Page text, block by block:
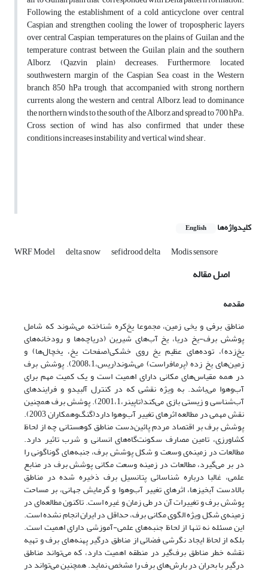
Following the establishment of a cold anticyclone over central
Caspian and strengthen cooling the lower of tropospheric layers
over central Caspian, temperatures on the plains of Guilan and the
temperature contrast between the Guilan plain and the southern
Alborz, (Qazvin plain) decreases. Furthermore, located
southwestern margin of the Caspian Sea coast in the Western
branch 850 hPa trough, that accompanied with strong northern
currents along the western and central Alborz, lead to dominance
the northern winds to the south of the Alborz and spread to 700 hPa.
Cross section of wind has also confirmed that under these
conditions increases instability and vertical wind shear.
کلیدواژه‌ها English
WRF Model delta snow sefidrood delta Modis sensore
اصل مقاله
مقدمه
مناطق برفی و یخی زمین، مجموعا یخ‌کره شناخته می‌شوند که شامل
پوشش برف-یخ دریا، یخ آب‌های شیرین (دریاچه‌ها و رودخانه‌های
یخ‌زده)، توده‌های عظیم یخ روی خشکی(صفحات یخ، یخچال‌ها) و
زمین‌های یخ زده (پرمافراست) می‌شوند(ریس،2008،‌1). پوشش برف
در همه مقیاس‌های مکانی دارای اهمیت است و یک کمیت مهم برای
آب‌و‌هوا می‌باشد. به ویژه نقشی که در کنترل آلبیدو و فرایندهای
آب‌شناسی و زیستی بازی می‌کند(تاپینر،2001‌‌‌،1). پوشش برف همچنین
نقش مهمی در مطالعه اثرهای تغییر آب‌و‌هوا دارد(‌گنگ‌و‌همکاران 2003).
پوشش برف بر اقتصاد مردم پائین‌دست مناطق کوهستانی چه از لحاظ
کشاورزی، تامین مصارف سکونت‌گاه‌های انسانی و شرب تاثیر دارد.
مطالعات در زمینه‌ی وسعت و شکل پوشش برف، جنبه‌های گوناگونی را
در بر می‌گیرد، مطالعات در زمینه وسعت مکانی پوشش برف در منابع
علمی، غالبا درباره شناسائی پتانسیل برف ذخیره شده در مناطق
بالادست آبخیزها، اثرهای تغییر آب‌وهوا و گرمایش جهانی، بر مساحت
پوشش برف و تغییرات آن در طی زمان و غیره است. تاکنون مطالعه‌ای در
زمینه‌ی شکل ویژه الگوی مکانی برف، حداقل در ایران انجام نشده است.
این مسئله نه تنها از لحاظ جنبه‌های علمی-آموزشی دارای اهمیت است.
بلکه از لحاظ ایجاد نگرشی فضائی از مناطق درگیر پهنه‌های برف و تهیه
نقشه خطر مناطق برف‌گیر در منطقه اهمیت دارد، که می‌تواند مناطق
درگیر با بحران در بار‌ش‌های برف را مشخص نماید. همچنین می‌تواند در